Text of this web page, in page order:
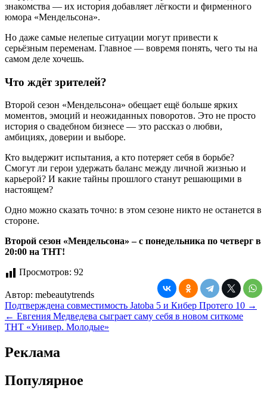
знакомства — их история добавляет лёгкости и фирменного
юмора «Мендельсона».
Но даже самые нелепые ситуации могут привести к
серьёзным переменам. Главное — вовремя понять, чего ты на
самом деле хочешь.
Что ждёт зрителей?
Второй сезон «Мендельсона» обещает ещё больше ярких
моментов, эмоций и неожиданных поворотов. Это не просто
история о свадебном бизнесе — это рассказ о любви,
амбициях, доверии и выборе.
Кто выдержит испытания, а кто потеряет себя в борьбе?
Смогут ли герои удержать баланс между личной жизнью и
карьерой? И какие тайны прошлого станут решающими в
настоящем?
Одно можно сказать точно: в этом сезоне никто не останется в
стороне.
Второй сезон «Мендельсона» – с понедельника по четверг в
20:00 на ТНТ!
Просмотров: 92
Автор: mebeautytrends
Навигация
по
Подтверждена совместимость Jatoba 5 и Кибер Протего 10 →
← Евгения Медведева сыграет саму себя в новом ситкоме
ТНТ «Универ. Молодые»
Реклама
Популярное